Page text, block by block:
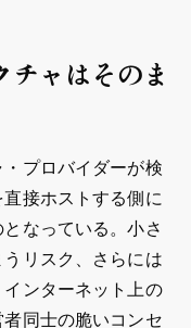
ャはそのま
プロバイダーが検
接ホストする側に
なっている。小さ
リスク、さらには
ンターネット上の
同士の脆いコンセ